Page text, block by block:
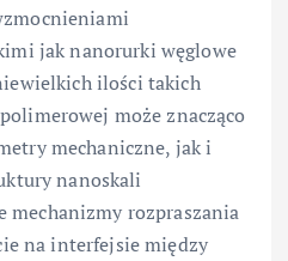
jak nanorurki węglowe
ilości takich
może znacząco
mechaniczne, jak i
nanoskali
mechanizmy rozpraszania
na interfejsie między